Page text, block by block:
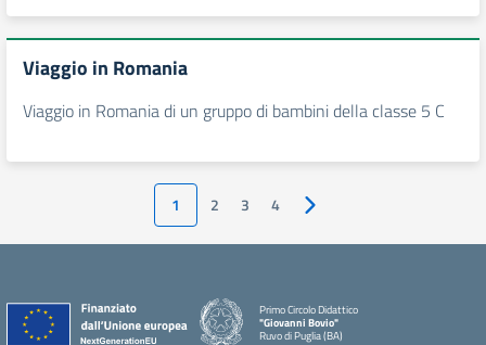
Viaggio in Romania
Viaggio in Romania di un gruppo di bambini della classe 5 C
1 2 3 4 Pagina successiva
Primo Circolo Didattico
"Giovanni Bovio"
Ruvo di Puglia (BA)